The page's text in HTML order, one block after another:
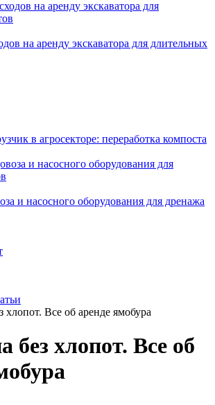
на аренду экскаватора для длительных
в агросекторе: переработка компоста
и насосного оборудования для дренажа
хлопот. Все об аренде ямобура
без хлопот. Все об